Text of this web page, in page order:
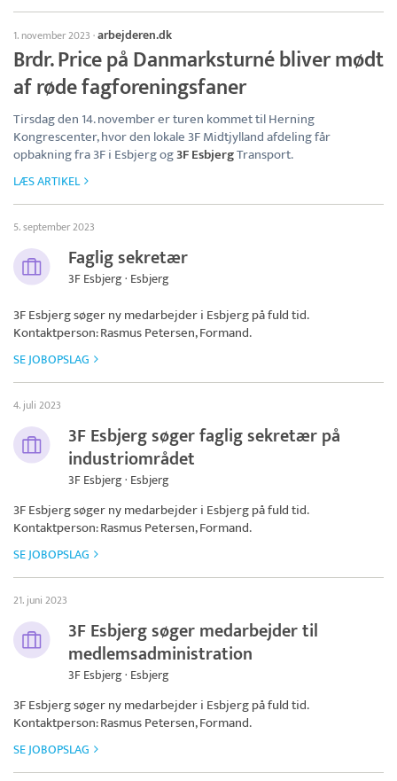
1. november 2023 ·arbejderen.dk
Brdr. Price på Danmarksturné bliver mødt
af røde fagforeningsfaner
Tirsdag den 14. november er turen kommet til Herning
Kongrescenter, hvor den lokale 3F Midtjylland afdeling får
opbakning fra 3F i Esbjerg og3F EsbjergTransport.
LÆS ARTIKEL
5. september 2023
Faglig sekretær
3F Esbjerg · Esbjerg
3F Esbjergsøger ny medarbejder i Esbjerg på fuld tid.
Kontaktperson: Rasmus Petersen, Formand.
SE JOBOPSLAG
4. juli 2023
3F Esbjerg søger faglig sekretær på
industriområdet
3F Esbjerg · Esbjerg
3F Esbjergsøger ny medarbejder i Esbjerg på fuld tid.
Kontaktperson: Rasmus Petersen, Formand.
SE JOBOPSLAG
21. juni 2023
3F Esbjerg søger medarbejder til
medlemsadministration
3F Esbjerg · Esbjerg
3F Esbjergsøger ny medarbejder i Esbjerg på fuld tid.
Kontaktperson: Rasmus Petersen, Formand.
SE JOBOPSLAG